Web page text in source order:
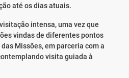
até os dias atuais.
intensa, uma vez que
vindas de diferentes pontos
Missões, em parceria com a
visita guiada à